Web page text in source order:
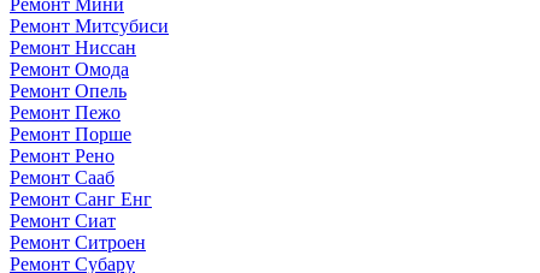
Ремонт Мини
Ремонт Митсубиси
Ремонт Ниссан
Ремонт Омода
Ремонт Опель
Ремонт Пежо
Ремонт Порше
Ремонт Рено
Ремонт Сааб
Ремонт Санг Енг
Ремонт Сиат
Ремонт Ситроен
Ремонт Субару